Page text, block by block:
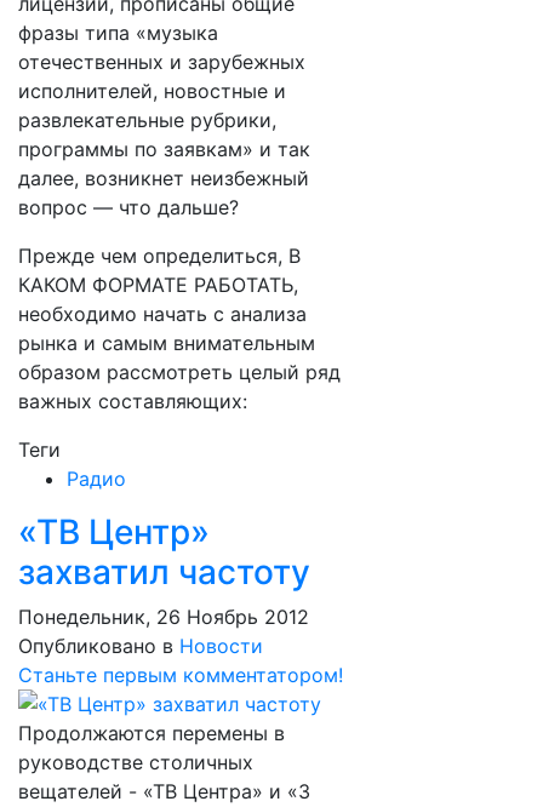
фразы типа «музыка
отечественных и зарубежных
исполнителей, новостные и
развлекательные рубрики,
программы по заявкам» и так
далее, возникнет неизбежный
вопрос — что дальше?
Прежде чем определиться, В
КАКОМ ФОРМАТЕ РАБОТАТЬ,
необходимо начать с анализа
рынка и самым внимательным
образом рассмотреть целый ряд
важных составляющих:
Теги
Радио
«ТВ Центр»
захватил частоту
Понедельник, 26 Ноябрь 2012
Опубликовано в Новости
Станьте первым комментатором!
Продолжаются перемены в
руководстве столичных
вещателей - «ТВ Центра» и «3